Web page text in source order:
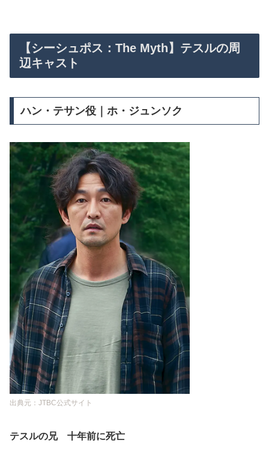
【シーシュポス：The Myth】テスルの周
辺キャスト
ハン・テサン役｜ホ・ジュンソク
出典元：JTBC公式サイト
テスルの兄 十年前に死亡